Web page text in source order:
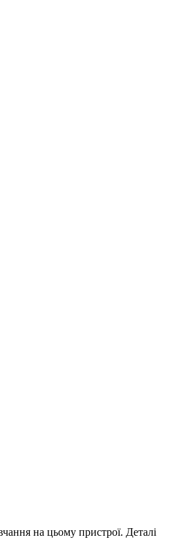
на цьому пристрої. Деталі